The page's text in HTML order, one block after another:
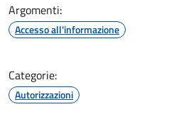
Argomenti:
Accesso all'informazione
Categorie:
Autorizzazioni